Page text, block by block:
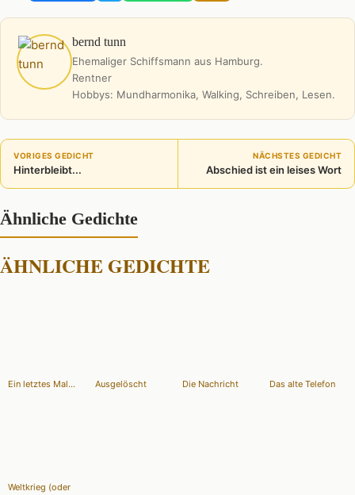
bernd tunn
Ehemaliger Schiffsmann aus Hamburg.
Rentner
Hobbys: Mundharmonika, Walking, Schreiben, Lesen.
VORIGES GEDICHT
Hinterbleibt...
NÄCHSTES GEDICHT
Abschied ist ein leises Wort
Ähnliche Gedichte
ÄHNLICHE GEDICHTE
Ein letztes Mal... Ausgelöscht Die Nachricht Das alte Telefon
Weltkrieg (oder